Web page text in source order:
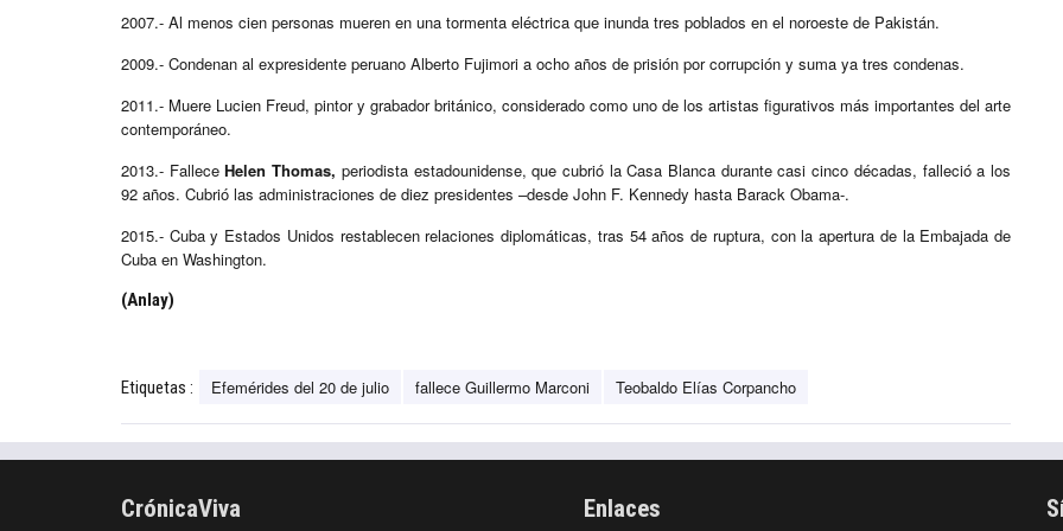
2007.- Al menos cien personas mueren en una tormenta eléctrica que inunda tres poblados en el noroeste de Pakistán.
2009.- Condenan al expresidente peruano Alberto Fujimori a ocho años de prisión por corrupción y suma ya tres condenas.
2011.- Muere Lucien Freud, pintor y grabador británico, considerado como uno de los artistas figurativos más importantes del arte
contemporáneo.
2013.- FalleceHelen Thomas, periodista estadounidense, que cubrió la Casa Blanca durante casi cinco décadas, falleció a los
92 años. Cubrió las administraciones de diez presidentes –desde John F. Kennedy hasta Barack Obama-.
2015.- Cuba y Estados Unidos restablecen relaciones diplomáticas, tras 54 años de ruptura, con la apertura de la Embajada de
Cuba en Washington.
(Anlay)
Etiquetas : Efemérides del 20 de julio fallece Guillermo Marconi Teobaldo Elías Corpancho
CrónicaViva Enlaces